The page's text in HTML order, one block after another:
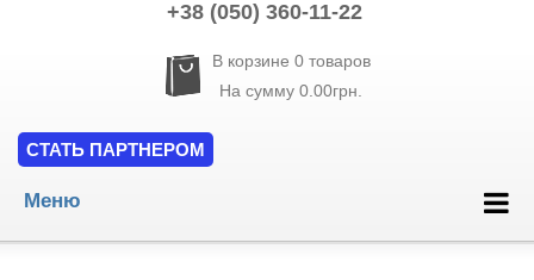
+38 (050) 360-11-22
В корзине 0товаров
На сумму 0.00грн.
СТАТЬ ПАРТНЕРОМ
Меню